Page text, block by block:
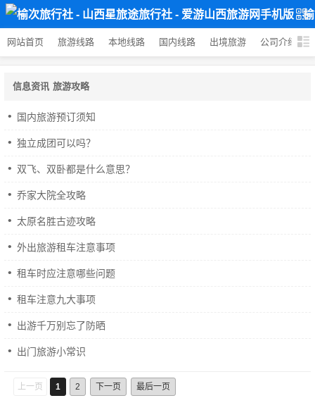
网站首页 旅游线路 本地线路 国内线路 出境旅游 公司介绍
信息资讯 旅游攻略
国内旅游预订须知
独立成团可以吗？
双飞、双卧都是什么意思？
乔家大院全攻略
太原名胜古迹攻略
外出旅游租车注意事项
租车时应注意哪些问题
租车注意九大事项
出游千万别忘了防晒
出门旅游小常识
上一页 1 2 下一页 最后一页